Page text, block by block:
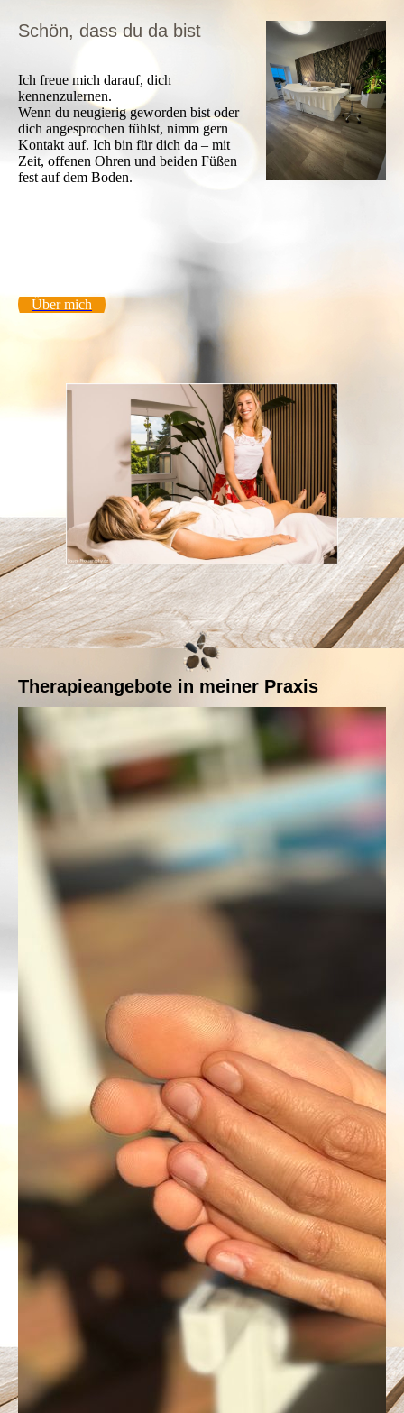
Schön, dass du da bist
Ich freue mich darauf, dich
kennenzulernen.
Wenn du neugierig geworden bist oder
dich angesprochen fühlst, nimm gern
Kontakt auf. Ich bin für dich da – mit
Zeit, offenen Ohren und beiden Füßen
fest auf dem Boden.
Über mich
Therapieangebote in meiner Praxis